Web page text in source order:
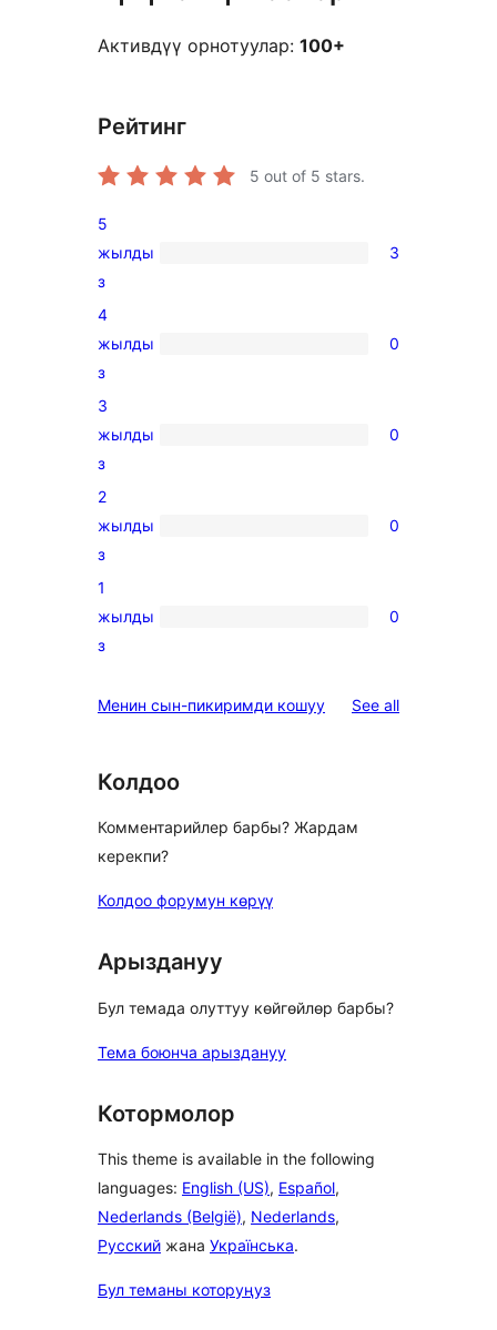
Активдүү орнотуулар: 100+
Рейтинг
5 out of 5 stars.
3
5-
star
reviews
5
жылды
з
3
0
4-
star
reviews
4
жылды
з
0
0
3-
star
reviews
3
жылды
з
0
0
2-
star
reviews
2
жылды
з
0
0
1-
reviews
1
жылды
з
0
Менин сын-пикиримди кошуу See allreviews
Колдоо
Комментарийлер барбы? Жардам
керекпи?
Колдоо форумун көрүү
Арыздануу
Бул темада олуттуу көйгөйлөр барбы?
Тема боюнча арыздануу
Котормолор
This theme is available in the following
languages: English (US), Español,
Nederlands (België), Nederlands,
Русский жана Українська.
Бул теманы которуңуз